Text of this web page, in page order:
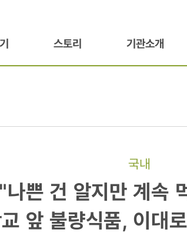
스토리 기관소개
국내
"나쁜 건 알지만 계속
앞 불량식품, 이대